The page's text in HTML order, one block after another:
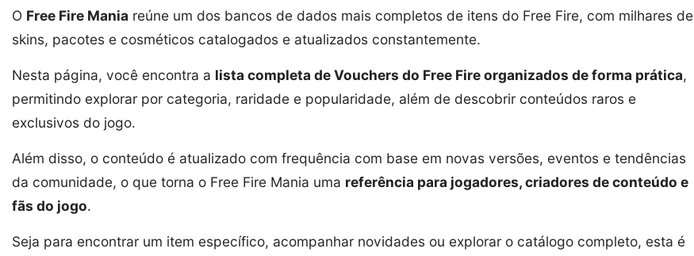
O Free Fire Mania reúne um dos bancos de dados mais completos de itens do Free Fire, com milhares de
skins, pacotes e cosméticos catalogados e atualizados constantemente.
Nesta página, você encontra a lista completa de Vouchers do Free Fire organizados de forma prática,
permitindo explorar por categoria, raridade e popularidade, além de descobrir conteúdos raros e
exclusivos do jogo.
Além disso, o conteúdo é atualizado com frequência com base em novas versões, eventos e tendências
da comunidade, o que torna o Free Fire Mania uma referência para jogadores, criadores de conteúdo e
fãs do jogo.
Seja para encontrar um item específico, acompanhar novidades ou explorar o catálogo completo, esta é